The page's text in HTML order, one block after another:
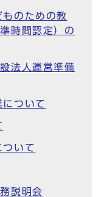
ものための教
時間認定）の
法人運営準備
ついて
ついて
説明会